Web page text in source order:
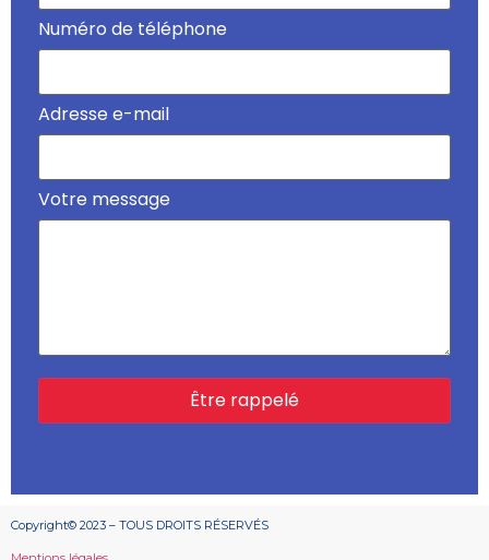
Numéro de téléphone
Adresse e-mail
Votre message
Copyright© 2023 – TOUS DROITS RÉSERVÉS